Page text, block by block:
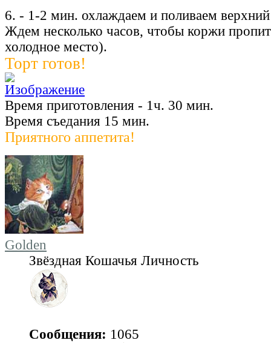
6. - 1-2 мин. охлаждаем и поливаем
Ждем несколько часов, чтобы коржи
холодное место).
Торт готов!
Время приготовления - 1ч. 30 мин.
Время съедания 15 мин.
Приятного аппетита!
Golden
Звёздная Кошачья Личность
Сообщения: 1065